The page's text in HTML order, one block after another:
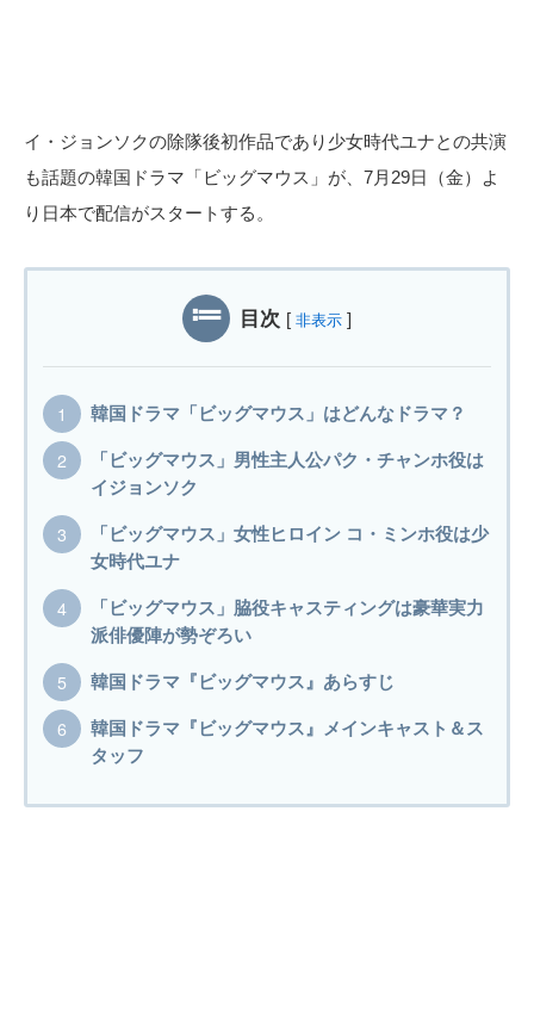
イ・ジョンソクの除隊後初作品であり少女時代ユナとの共演
も話題の韓国ドラマ「ビッグマウス」が、7月29日（金）よ
り日本で配信がスタートする。
目次 [ 非表示 ]
韓国ドラマ「ビッグマウス」はどんなドラマ？
「ビッグマウス」男性主人公パク・チャンホ役は
イジョンソク
「ビッグマウス」女性ヒロイン コ・ミンホ役は少
女時代ユナ
「ビッグマウス」脇役キャスティングは豪華実力
派俳優陣が勢ぞろい
韓国ドラマ『ビッグマウス』あらすじ
韓国ドラマ『ビッグマウス』メインキャスト＆ス
タッフ